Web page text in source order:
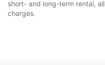
short- and long-term rental,
charges.